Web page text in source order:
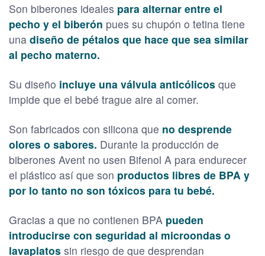
Son biberones ideales para alternar entre el
pecho y el biberón pues su chupón o tetina tiene
una diseño de pétalos que hace que sea similar
al pecho materno.
Su diseño incluye una válvula anticólicos que
impide que el bebé trague aire al comer.
Son fabricados con silicona que no desprende
olores o sabores. Durante la producción de
biberones Avent no usen Bifenol A para endurecer
el plástico así que son productos libres de BPA y
por lo tanto no son tóxicos para tu bebé.
Gracias a que no contienen BPA pueden
introducirse con seguridad al microondas o
lavaplatos sin riesgo de que desprendan